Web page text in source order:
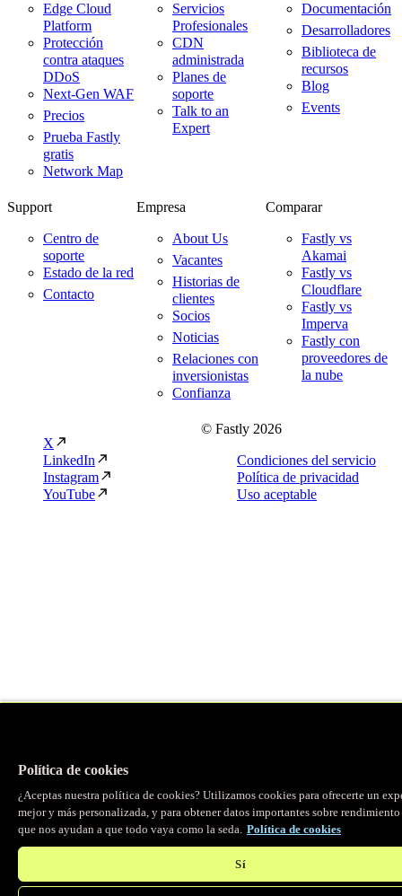
Edge Cloud
Platform
Protección
contra ataques
DDoS
Next-Gen WAF
Precios
Prueba Fastly
gratis
Network Map
Servicios
Profesionales
CDN
administrada
Planes de
soporte
Talk to an
Expert
Documentación
Desarrolladores
Biblioteca de
recursos
Blog
Events
Support
Centro de
soporte
Estado de la red
Contacto
Empresa
About Us
Vacantes
Historias de
clientes
Socios
Noticias
Relaciones con
inversionistas
Confianza
Comparar
Fastly vs
Akamai
Fastly vs
Cloudflare
Fastly vs
Imperva
Fastly con
proveedores de
la nube
© Fastly 2026
Condiciones del servicio
Política de privacidad
Uso aceptable
X
LinkedIn
Instagram
YouTube
Política de cookies
¿Aceptas nuestra política de cookies? Utilizamos cookies para ofrecerte un
mejor y más personalizada, y para obtener datos importantes sobre
que nos ayudan a que todo vaya como la seda. Política de cookies
Sí